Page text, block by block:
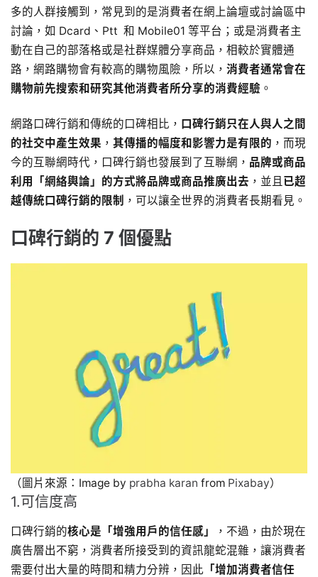
多的人群接觸到，常見到的是消費者在網上論壇或討論區中
討論，如 Dcard、Ptt 和 Mobile01 等平台；或是消費者主
動在自己的部落格或是社群媒體分享商品，相較於實體通
路，網路購物會有較高的購物風險，所以， 消費者通常會在
購物前先搜索和研究其他消費者所分享的消費經驗 。
網路口碑行銷和傳統的口碑相比， 口碑行銷只在人與人之間
的社交中產生效果 ， 其傳播的幅度和影響力是有限的 ，而現
今的互聯網時代，口碑行銷也發展到了互聯網， 品牌或商品
利用「網絡輿論」的方式將品牌或商品推廣出去 ，並且已超
越傳統口碑行銷的限制 ，可以讓全世界的消費者長期看見。
口碑行銷的 7 個優點
（圖片來源：Image by prabha karan from Pixabay）
1.可信度高
口碑行銷的核心是「增強用戶的信任感」
，不過，由於現在
廣告層出不窮，消費者所接受到的資訊龍蛇混雜，讓消費者
需要付出大量的時間和精力分辨，因此 「增加消費者信任